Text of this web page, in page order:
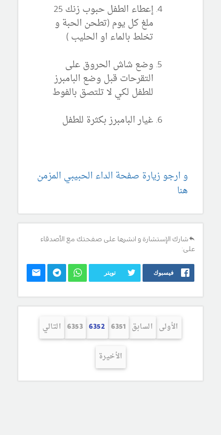
إعطاء الطفل حبوب زنك 25
ملغ كل يوم (تطحن الحبة و
تخلط بالماء او الحليب )
وضع شاش الحروق على
التقرحات قبل وضع البامبرز
للطفل لكي لا تلتصق بالفوط
غيار البامبرز بكثرة للطفل
و ارجو زيارة صفحة الداء الحبيبي المزمن
هنا
شارك الإستشارة و انشرها على صفحتك مع الأصدقاء
على:
فيسبوك تويتر
الأولى السابق 6351
6352
6353 التالي
الأخيرة